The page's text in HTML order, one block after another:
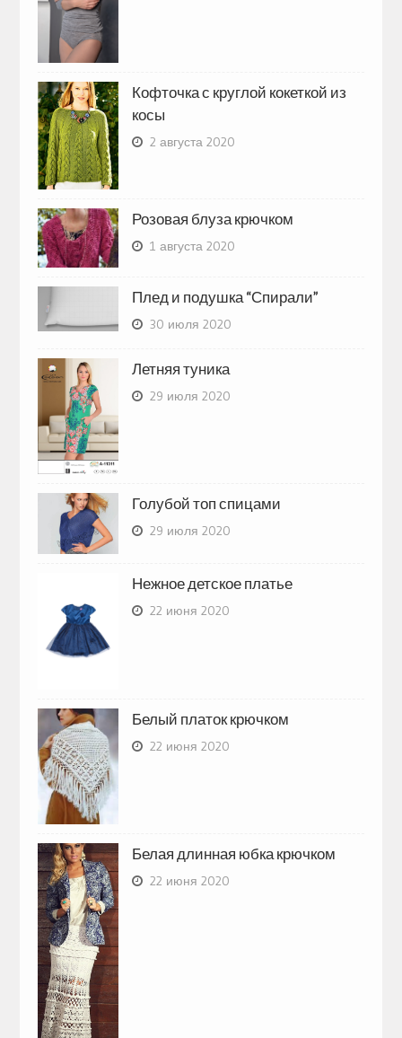
Кофточка с круглой кокеткой из
косы
2 августа 2020
Розовая блуза крючком
1 августа 2020
Плед и подушка “Спирали”
30 июля 2020
Летняя туника
29 июля 2020
Голубой топ спицами
29 июля 2020
Нежное детское платье
22 июня 2020
Белый платок крючком
22 июня 2020
Белая длинная юбка крючком
22 июня 2020